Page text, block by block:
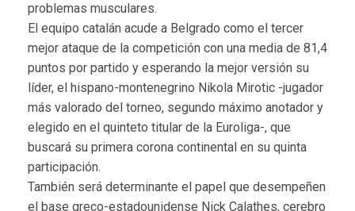
problemas musculares.
El equipo catalán acude a Belgrado como el tercer
mejor ataque de la competición con una media de 81,4
puntos por partido y esperando la mejor versión su
líder, el hispano-montenegrino Nikola Mirotic -jugador
más valorado del torneo, segundo máximo anotador y
elegido en el quinteto titular de la Euroliga-, que
buscará su primera corona continental en su quinta
participación.
También será determinante el papel que desempeñen
el base greco-estadounidense Nick Calathes, cerebro